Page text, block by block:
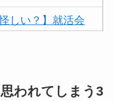
怪しい？】就活会
ムクリニックは
われてしまう3